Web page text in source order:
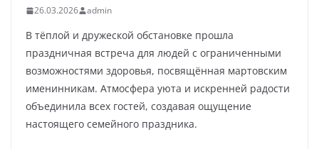
26.03.2026 admin
В тёплой и дружеской обстановке прошла
праздничная встреча для людей с ограниченными
возможностями здоровья, посвящённая мартовским
именинникам. Атмосфера уюта и искренней радости
объединила всех гостей, создавая ощущение
настоящего семейного праздника.